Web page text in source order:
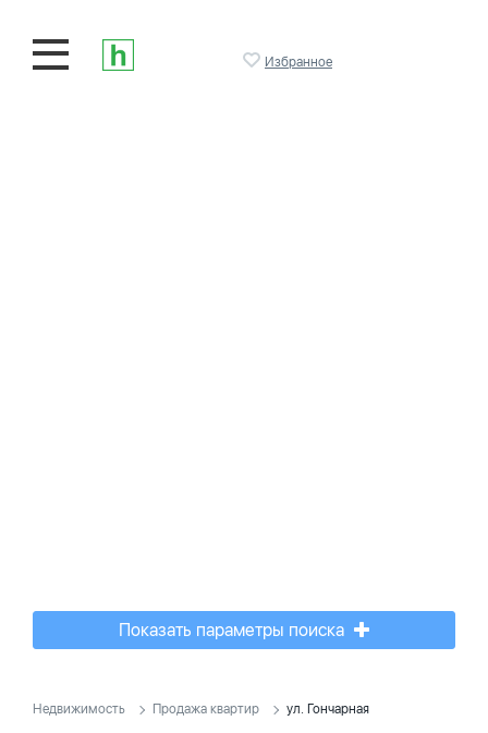
Избранное
Показать параметры поиска
Недвижимость Продажа квартир ул. Гончарная